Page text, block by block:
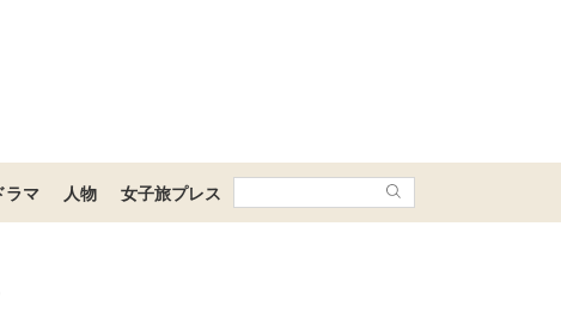
ラマ 人物 女子旅プレス